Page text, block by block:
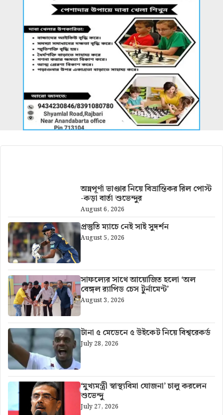
অন্নপূর্ণা ভাণ্ডার নিয়ে বিভ্রান্তিকর রিল পোস্ট
-কড়া বার্তা শুভেন্দুর
August 6, 2026
প্রস্তুতি ম্যাচে নেই সাই সুদর্শন
August 5, 2026
সাফল্যের সাথে আয়োজিত হলো ‘অল
বেঙ্গল র‍্যাপিড চেস টুর্নামেন্ট’
August 3, 2026
টানা ৫ মেডেনে ৫ উইকেট নিয়ে বিশ্বরেকর্ড
July 28, 2026
‘মুখ্যমন্ত্রী স্বাস্থ্যবিমা যোজনা’ চালু করলেন
শুভেন্দু
July 27, 2026